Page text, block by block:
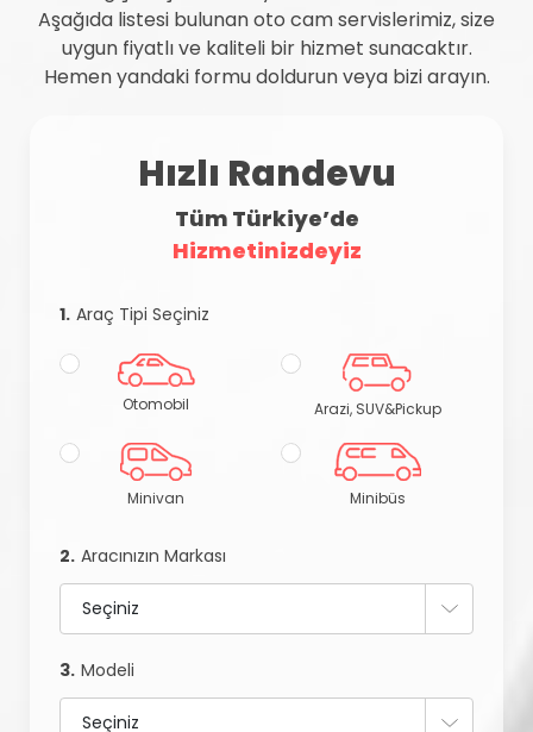
Aşağıda listesi bulunan oto cam servislerimiz, size
uygun fiyatlı ve kaliteli bir hizmet sunacaktır.
Hemen yandaki formu doldurun veya bizi arayın.
Hızlı Randevu
Tüm Türkiye’de
Hizmetinizdeyiz
1. Araç Tipi Seçiniz
Otomobil Arazi, SUV&Pickup
Minivan Minibüs
2. Aracınızın Markası
3. Modeli